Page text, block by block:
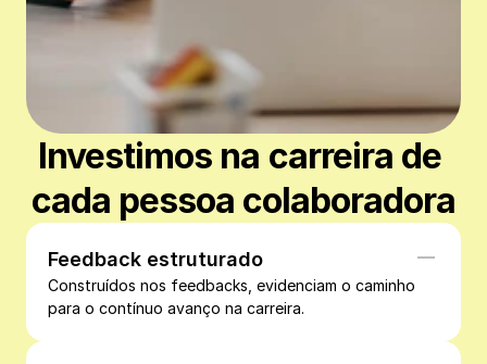
Investimos na carreira de
cada pessoa colaboradora
Feedback estruturado
Construídos nos feedbacks, evidenciam o caminho
para o contínuo avanço na carreira.